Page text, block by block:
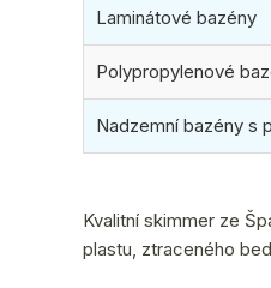
Laminátové bazény
Polypropylenové
Nadzemní bazény s
Kvalitní skimmer ze
plastu, ztraceného